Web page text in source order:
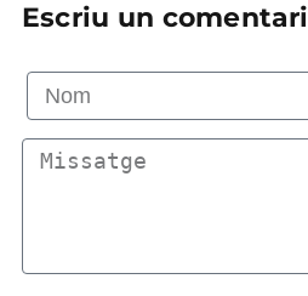
Escriu un comentari